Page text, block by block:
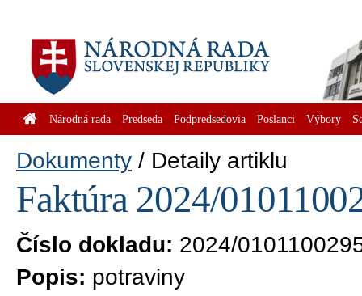
Národná rada Predseda Podpredsedovia Poslanci Výbory
Dokumenty Detaily artiklu
Faktúra 2024/
Číslo dokladu: 2024/
Popis: potraviny